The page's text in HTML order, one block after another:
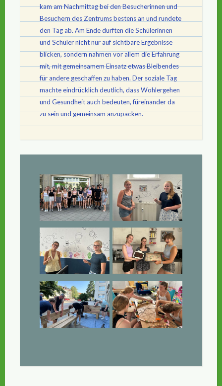
kam am Nachmittag bei den Besucherinnen und
Besuchern des Zentrums bestens an und rundete
den Tag ab. Am Ende durften die Schülerinnen
und Schüler nicht nur auf sichtbare Ergebnisse
blicken, sondern nahmen vor allem die Erfahrung
mit, mit gemeinsamem Einsatz etwas Bleibendes
für andere geschaffen zu haben. Der soziale Tag
machte eindrücklich deutlich, dass Wohlergehen
und Gesundheit auch bedeuten, füreinander da
zu sein und gemeinsam anzupacken.